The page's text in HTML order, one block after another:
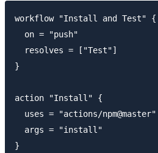
workflow "Install and Test" {
  on = "push"
  resolves = ["Test"]
}
action "Install" {
  uses = "actions/npm@master"
  args = "install"
}